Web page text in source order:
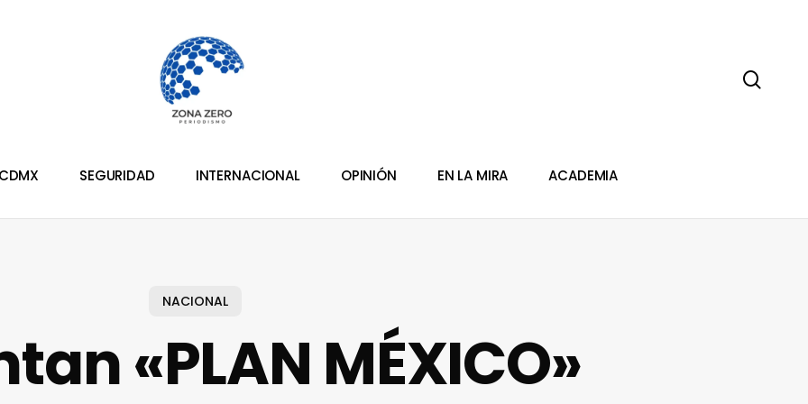
CDMX SEGURIDAD INTERNACIONAL OPINIÓN EN LA MIRA ACADEMIA
NACIONAL
«PLAN MÉXICO»